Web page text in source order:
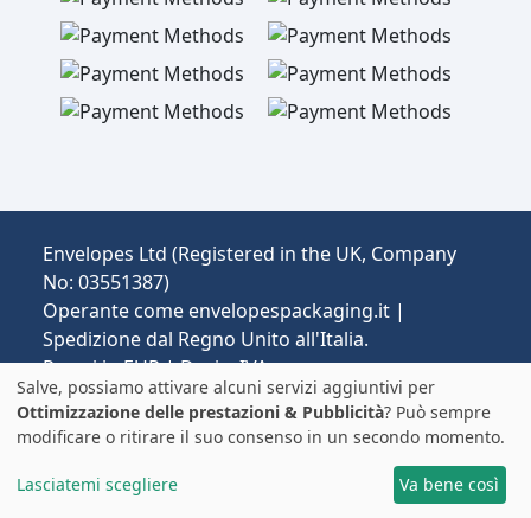
Envelopes Ltd (Registered in the UK, Company
No: 03551387)
Operante come envelopespackaging.it |
Spedizione dal Regno Unito all'Italia.
Prezzi in EUR | Dazi e IVA possono essere
applicati.
© 2025 All rights reserved.Note Legali
Salve, possiamo attivare alcuni servizi aggiuntivi per
Ottimizzazione delle prestazioni & Pubblicità? Può sempre
modificare o ritirare il suo consenso in un secondo momento.
Lasciatemi scegliere Va bene così